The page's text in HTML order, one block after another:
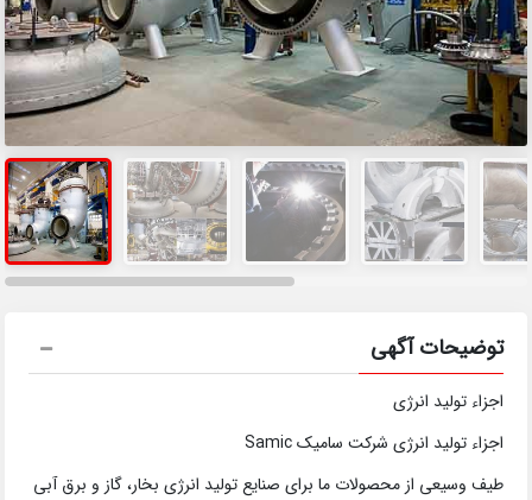
توضیحات آگهی
اجزاء تولید انرژی
اجزاء تولید انرژی شرکت سامیک Samic
طیف وسیعی از محصولات ما برای صنایع تولید انرژی بخار، گاز و برق آبی